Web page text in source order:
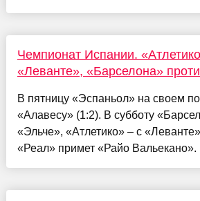
Чемпионат Испании.
«Леванте», «Барселона»
В пятницу «Эспаньол» на своем
«Алавесу» (1:2). В субботу
«Эльче», «Атлетико» – с
«Реал» примет «Райо